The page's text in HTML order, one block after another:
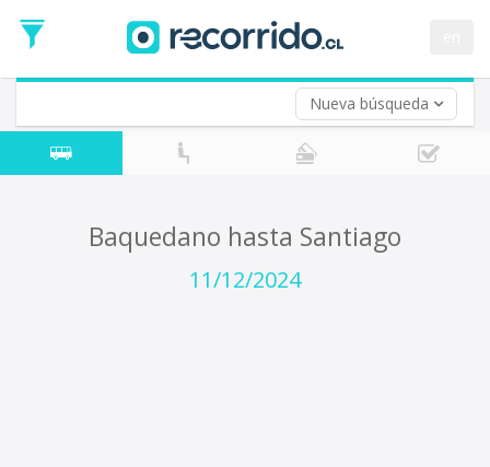
Nueva búsqueda
de
Ida
Vuelta (opcional)
Fecha
de
Baquedano hasta Santiago
11/12/2024